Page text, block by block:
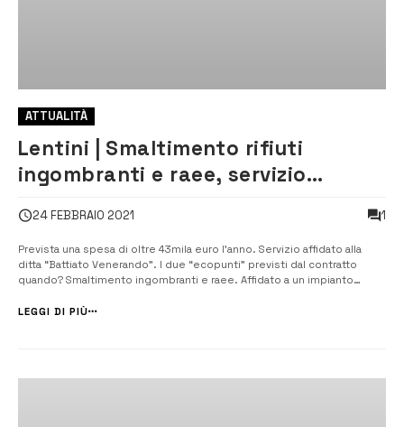
ATTUALITÀ
Lentini | Smaltimento rifiuti
ingombranti e raee, servizio
24 FEBBRAIO 2021 1
Prevista una spesa di oltre 43mila euro l’anno. Servizio affidato alla
ditta “Battiato Venerando”. I due “ecopunti” previsti dal contratto
quando? Smaltimento ingombranti e raee. Affidato a un impianto
e dei cosiddetti raee, i rifiuti di apparecchiature elettriche ed el...
LEGGI DI PIÙ